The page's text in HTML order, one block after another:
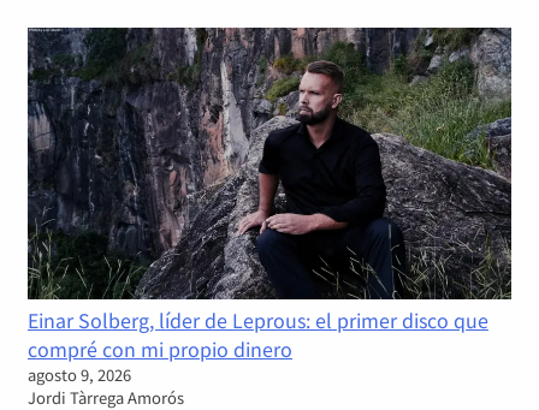
Einar Solberg, líder de Leprous: el primer disco que
compré con mi propio dinero
agosto 9, 2026
Jordi Tàrrega Amorós